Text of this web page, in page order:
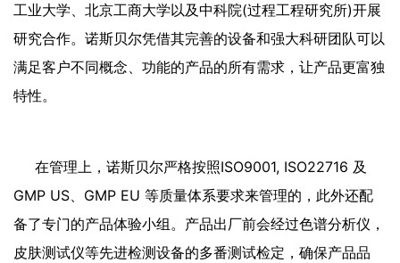
工业大学、北京工商大学以及中科院(过程工程研究所)开展
研究合作。诺斯贝尔凭借其完善的设备和强大科研团队可以
满足客户不同概念、功能的产品的所有需求，让产品更富独
特性。
在管理上，诺斯贝尔严格按照ISO9001, ISO22716 及
GMP US、GMP EU 等质量体系要求来管理的，此外还配
备了专门的产品体验小组。产品出厂前会经过色谱分析仪，
皮肤测试仪等先进检测设备的多番测试检定，确保产品品